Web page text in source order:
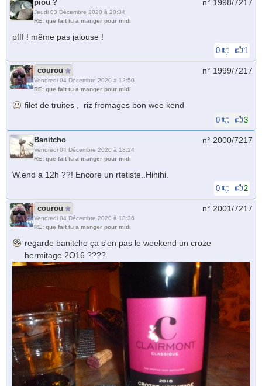
piou ?
Jeudi 03 Décembre 2020 à 20:34
RE: que fait tu a manger pour midi
n° 1998/7217
pfff ! même pas jalouse !
0 1
courou
Vendredi 04 Décembre 2020 à 12:50
RE: que fait tu a manger pour midi
n° 1999/7217
filet de truites , riz fromages bon wee kend
0 3
Banitcho
Vendredi 04 Décembre 2020 à 18:24
RE: que fait tu a manger pour midi
n° 2000/7217
W.end a 12h ??! Encore un rtetiste..Hihihi.
0 2
courou
Vendredi 04 Décembre 2020 à 18:36
RE: que fait tu a manger pour midi
n° 2001/7217
regarde banitcho ça s'en pas le weekend un croze
hermitage 2O16 ????